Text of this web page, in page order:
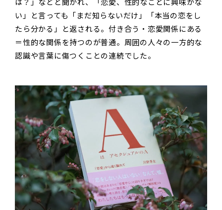
は？」などと聞かれ、「恋愛、性的なことに興味がな
い」と言っても「まだ知らないだけ」「本当の恋をし
たら分かる」と返される。付き合う・恋愛関係にある
＝性的な関係を持つのが普通。周囲の人々の一方的な
認識や言葉に傷つくことの連続でした。